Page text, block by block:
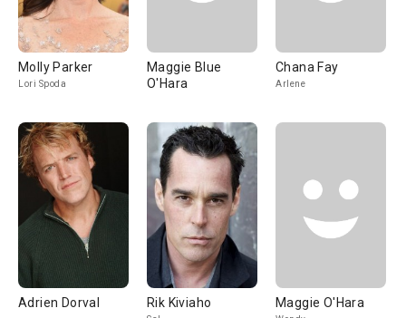
Molly Parker
Lori Spoda
Maggie Blue
O'Hara
Chana Fay
Arlene
Adrien Dorval Rik Kiviaho Maggie O'Hara